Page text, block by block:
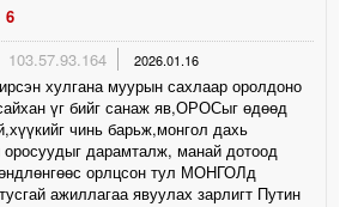
6
103.57.93.164 2026.01.16
хулгана муурын сахлаар оролдоно
үг бийг санаж яв,ОРОСыг өдөөд
чинь барьж,монгол дахь
дарамталж, манай дотоод
орлцсон тул МОНГОЛд
ажиллагаа явуулах зарлигт Путин